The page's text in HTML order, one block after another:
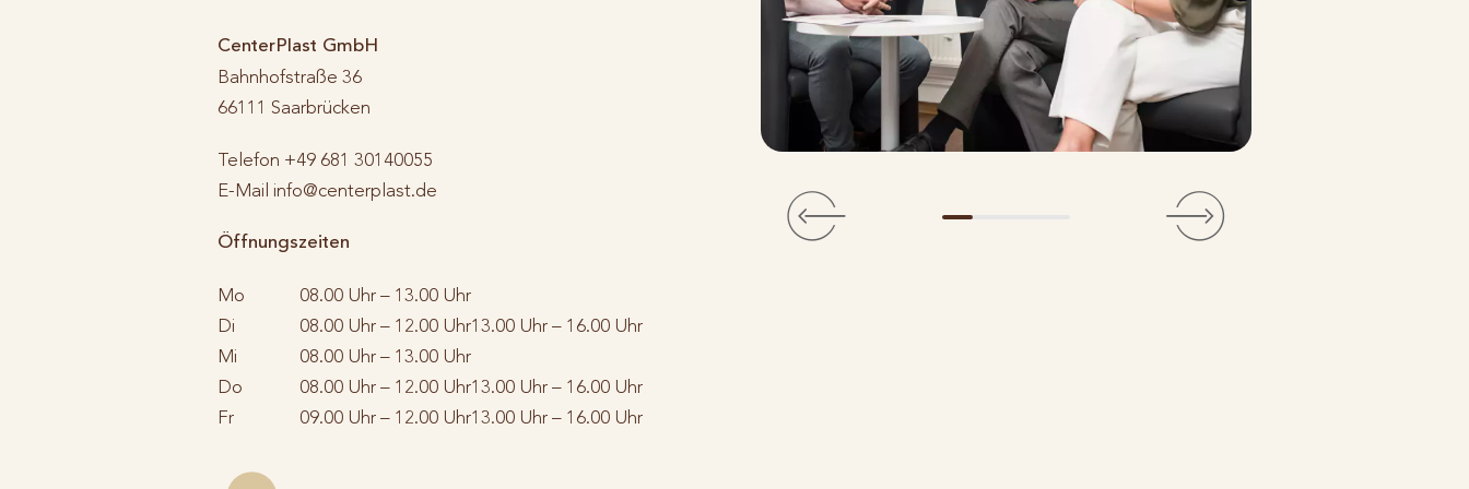
CenterPlast GmbH
Bahnhofstraße 36
66111 Saarbrücken
Telefon +49 681 30140055
E-Mail info@centerplast.de
Öffnungszeiten
Mo
08.00 Uhr – 13.00 Uhr
Di
08.00 Uhr – 12.00 Uhr13.00 Uhr – 16.00 Uhr
Mi
08.00 Uhr – 13.00 Uhr
Do
08.00 Uhr – 12.00 Uhr13.00 Uhr – 16.00 Uhr
Fr
09.00 Uhr – 12.00 Uhr13.00 Uhr – 16.00 Uhr